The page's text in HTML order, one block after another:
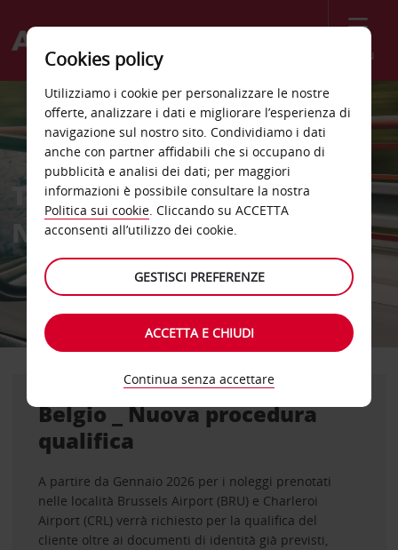
Menù
TRAVEL MANAGEMENT
NEWS
Belgio _ Nuova procedura
qualifica
A partire da Gennaio 2026 per i noleggi prenotati
nelle località Brussels Airport (BRU) e Charleroi
Airport (CRL) verrà richiesto per la qualifica del
cliente oltre ai documenti di identità già previsti,
Cookies policy
Utilizziamo i cookie per personalizzare le nostre
offerte, analizzare i dati e migliorare l’esperienza di
navigazione sul nostro sito. Condividiamo i dati
anche con partner affidabili che si occupano di
pubblicità e analisi dei dati; per maggiori
informazioni è possibile consultare la nostra
Politica sui cookie. Cliccando su ACCETTA
acconsenti all’utilizzo dei cookie.
GESTISCI PREFERENZE
ACCETTA E CHIUDI
Continua senza accettare